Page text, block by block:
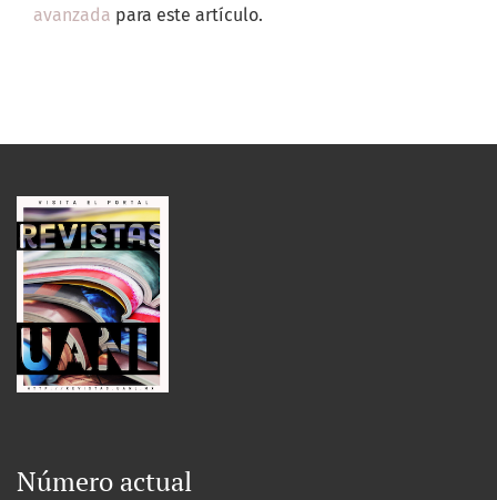
avanzada para este artículo.
Número actual